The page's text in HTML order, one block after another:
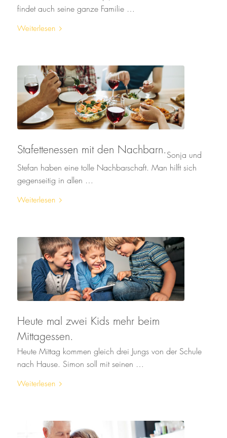
findet auch seine ganze Familie …
Weiterlesen
Stafettenessen mit den Nachbarn.Sonja und
Stefan haben eine tolle Nachbarschaft. Man hilft sich
gegenseitig in allen …
Weiterlesen
Heute mal zwei Kids mehr beim
Mittagessen.
Heute Mittag kommen gleich drei Jungs von der Schule
nach Hause. Simon soll mit seinen …
Weiterlesen